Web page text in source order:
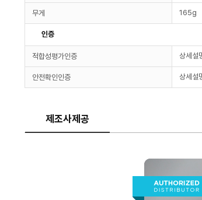
무게 165g
인증
적합성평가인증 상세설
안전확인인증 상세설
제조사제공